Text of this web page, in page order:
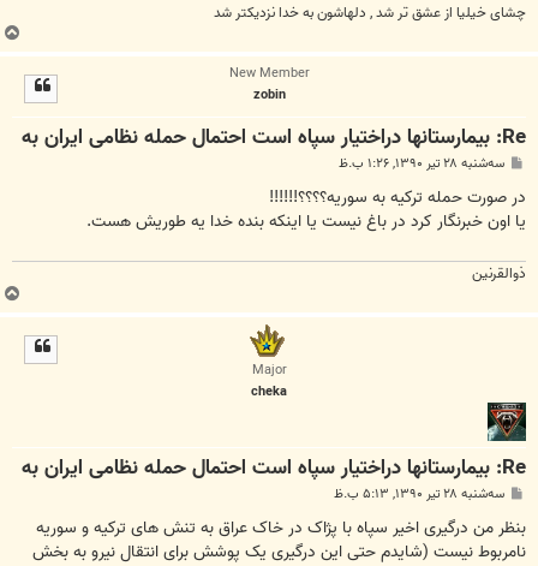
چشای خیلیا از عشق تر شد , دلهاشون به خدا نزدیکتر شد
New Member
zobin
Re: بیمارستانها دراختیار سپاه است احتمال حمله نظامی ایران به
ت
سه‌شنبه ۲۸ تیر ۱۳۹۰, ۱:۲۶ ب.ظ
در صورت حمله ترکیه به سوریه؟؟؟؟!!!!!!
یا اون خبرنگار کرد در باغ نیست یا اینکه بنده خدا یه طوریش هست.
ذوالقرنین
Major
cheka
Re: بیمارستانها دراختیار سپاه است احتمال حمله نظامی ایران به
ت
سه‌شنبه ۲۸ تیر ۱۳۹۰, ۵:۱۳ ب.ظ
بنظر من درگیری اخیر سپاه با پژاک در خاک عراق به تنش های ترکیه و سوریه
نامربوط نیست (شایدم حتی این درگیری یک پوشش برای انتقال نیرو به بخش